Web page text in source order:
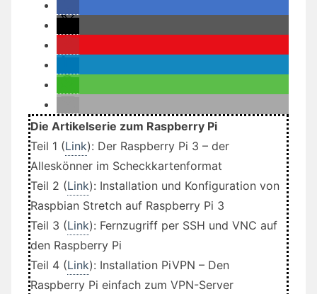
Die Artikelserie zum Raspberry Pi
Teil 1 (Link): Der Raspberry Pi 3 – der
Alleskönner im Scheckkartenformat
Teil 2 (Link): Installation und Konfiguration von
Raspbian Stretch auf Raspberry Pi 3
Teil 3 (Link): Fernzugriff per SSH und VNC auf
den Raspberry Pi
Teil 4 (Link): Installation PiVPN – Den
Raspberry Pi einfach zum VPN-Server